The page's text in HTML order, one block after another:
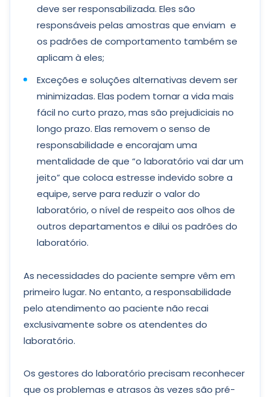
deve ser responsabilizada. Eles são
responsáveis ​​pelas amostras que enviam e
os padrões de comportamento também se
aplicam à eles;
Exceções e soluções alternativas devem ser
minimizadas. Elas podem tornar a vida mais
fácil no curto prazo, mas são prejudiciais no
longo prazo. Elas removem o senso de
responsabilidade e encorajam uma
mentalidade de que “o laboratório vai dar um
jeito” que coloca estresse indevido sobre a
equipe, serve para reduzir o valor do
laboratório, o nível de respeito aos olhos de
outros departamentos e dilui os padrões do
laboratório.
As necessidades do paciente sempre vêm em
primeiro lugar. No entanto, a responsabilidade
pelo atendimento ao paciente não recai
exclusivamente sobre os atendentes do
laboratório.
Os gestores do laboratório precisam reconhecer
que os problemas e atrasos às vezes são pré-